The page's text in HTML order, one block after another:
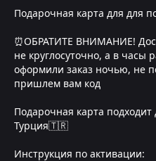
Подарочная карта для для
⏰ОБРАТИТЕ ВНИМАНИЕ!
не круглосуточно, а в часы
оформили заказ ночью, не
пришлем вам код
Подарочная карта подходит
Турция🇹🇷
Инструкция по активации: